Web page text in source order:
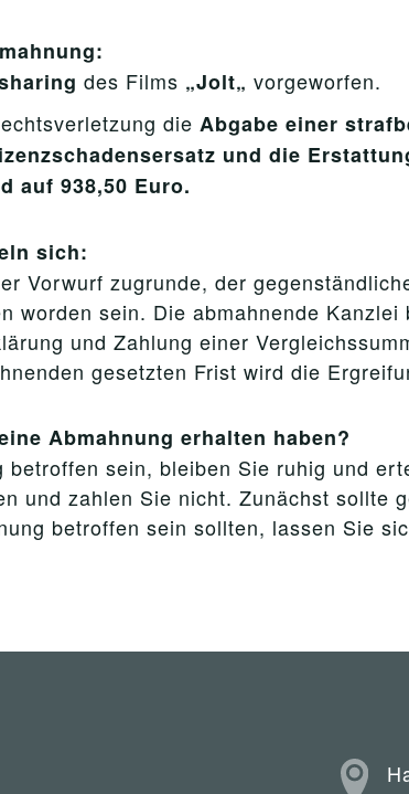
des Films „Jolt„ vorgeworfen.
die Abgabe einer
und die
auf 938,50 Euro.
sich:
Vorwurf zugrunde, der
worden sein. Die abmahnende
und Zahlung einer
gesetzten Frist wird die
Abmahnung erhalten haben?
betroffen sein, bleiben Sie ruhig und
und zahlen Sie nicht. Zunächst sollte
betroffen sein sollten, lassen Sie